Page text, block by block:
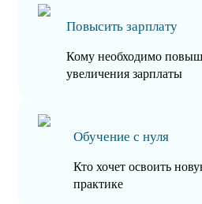
Повысить зарплату
Кому необходимо
увеличения зарплаты
Обучение с нуля
Кто хочет освоить
практике